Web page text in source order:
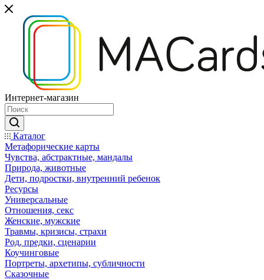
Интернет-магазин
Каталог
Mетафорические карты
Чувства, абстрактные, мандалы
Природа, животные
Дети, подростки, внутренний ребенок
Ресурсы
Универсальные
Отношения, секс
Женские, мужские
Травмы, кризисы, страхи
Род, предки, сценарии
Коучинговые
Портреты, архетипы, субличности
Сказочные